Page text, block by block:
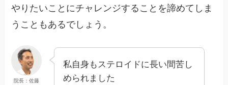
やりたいことにチャレンジすることを諦めてしま
うこともあるでしょう。
院長：佐藤
私自身もステロイドに長い間苦し
められました